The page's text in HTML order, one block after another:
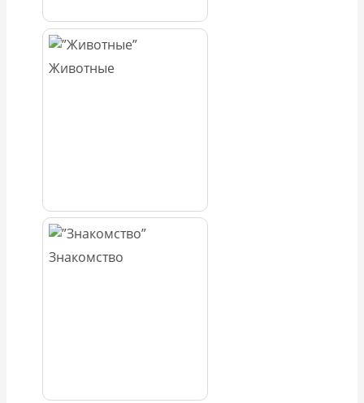
Животные
Знакомство